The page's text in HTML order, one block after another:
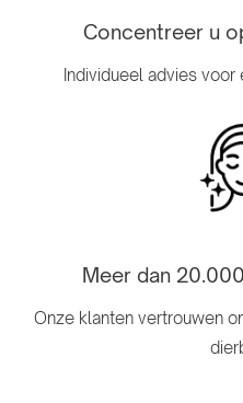
Concentreer u
Individueel advies
Meer dan
Onze klanten vertrouwen